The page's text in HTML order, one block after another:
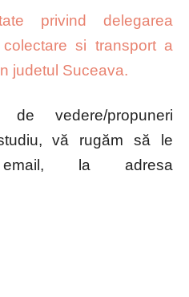
privind delegarea
si transport a
judetul Suceava.
de vedere/propuneri
vă rugăm să le
la adresa